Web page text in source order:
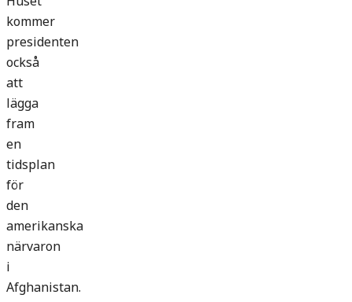
kommer
presidenten
också
att
lägga
fram
en
tidsplan
för
den
amerikanska
närvaron
i
Afghanistan.